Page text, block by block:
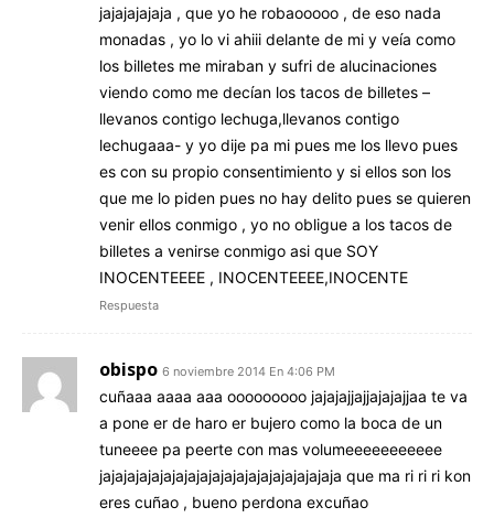
jajajajajaja , que yo he robaooooo , de eso nada
monadas , yo lo vi ahiii delante de mi y veía como
los billetes me miraban y sufri de alucinaciones
viendo como me decían los tacos de billetes –
llevanos contigo lechuga,llevanos contigo
lechugaaa- y yo dije pa mi pues me los llevo pues
es con su propio consentimiento y si ellos son los
que me lo piden pues no hay delito pues se quieren
venir ellos conmigo , yo no obligue a los tacos de
billetes a venirse conmigo asi que SOY
INOCENTEEEE , INOCENTEEEE,INOCENTE
Respuesta
obispo 6 noviembre 2014 En 4:06 PM
cuñaaa aaaa aaa ooooooooo jajajajjajjajajajjaa te va
a pone er de haro er bujero como la boca de un
tuneeee pa peerte con mas volumeeeeeeeeeee
jajajajajajajajajajajajajajajajajajajaja que ma ri ri ri kon
eres cuñao , bueno perdona excuñao